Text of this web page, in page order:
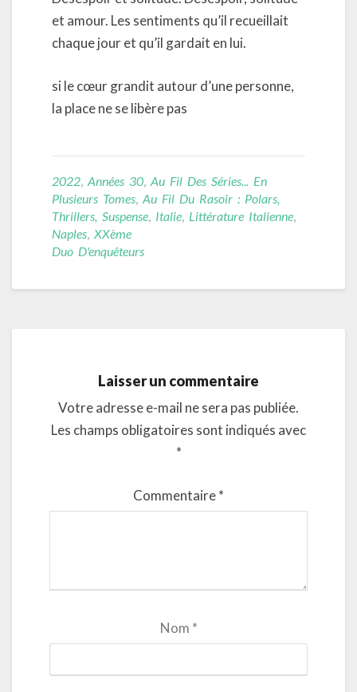
et amour. Les sentiments qu’il recueillait
chaque jour et qu’il gardait en lui.
si le cœur grandit autour d’une personne,
la place ne se libère pas
2022, Années 30, Au Fil Des Séries... En
Plusieurs Tomes, Au Fil Du Rasoir : Polars,
Thrillers, Suspense, Italie, Littérature Italienne,
Naples, XXème
Duo D'enquêteurs
Laisser un commentaire
Votre adresse e-mail ne sera pas publiée.
Les champs obligatoires sont indiqués avec
*
Commentaire*
Nom *